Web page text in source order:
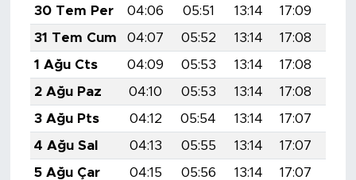
30 Tem Per
04:06 05:51 13:14 17:09
31 Tem Cum
04:07 05:52 13:14 17:08
1 Ağu Cts
04:09 05:53 13:14 17:08
2 Ağu Paz
04:10 05:53 13:14 17:08
3 Ağu Pts
04:12 05:54 13:14 17:07
4 Ağu Sal
04:13 05:55 13:14 17:07
5 Ağu Çar
04:15 05:56 13:14 17:07